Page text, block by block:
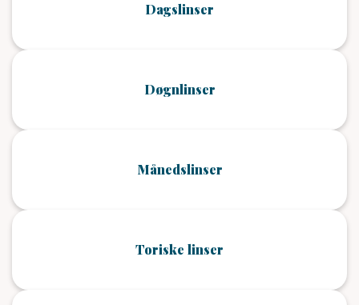
Dagslinser
Døgnlinser
Månedslinser
Toriske linser